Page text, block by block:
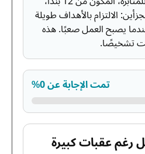
الالتزام بالأهداف طويلة
يصبح العمل صعبًا. هذه
تشخيصًا.
تمت الإجابة عن 0%
رغم عقبات كبيرة